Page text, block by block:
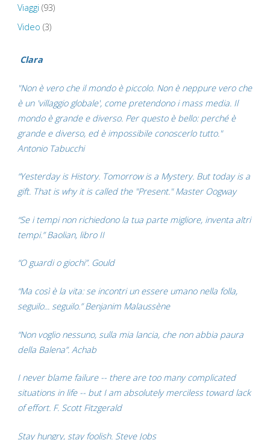
Viaggi (93)
Video (3)
Clara
"Non è vero che il mondo è piccolo. Non è neppure vero che
è un 'villaggio globale', come pretendono i mass media. Il
mondo è grande e diverso. Per questo è bello: perché è
grande e diverso, ed è impossibile conoscerlo tutto."
Antonio Tabucchi
“Yesterday is History. Tomorrow is a Mystery. But today is a
gift. That is why it is called the "Present." Master Oogway
“Se i tempi non richiedono la tua parte migliore, inventa altri
tempi.” Baolian, libro II
“O guardi o giochi”. Gould
“Ma così è la vita: se incontri un essere umano nella folla,
seguilo... seguilo.” Benjanim Malaussène
“Non voglio nessuno, sulla mia lancia, che non abbia paura
della Balena”. Achab
I never blame failure -- there are too many complicated
situations in life -- but I am absolutely merciless toward lack
of effort. F. Scott Fitzgerald
Stay hungry, stay foolish. Steve Jobs